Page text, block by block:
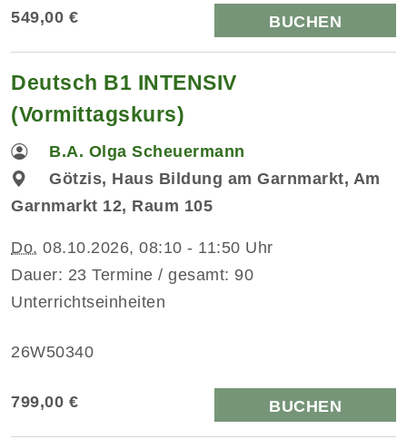
549,00 € BUCHEN
Deutsch B1 INTENSIV
(Vormittagskurs)
B.A. Olga Scheuermann
Götzis, Haus Bildung am Garnmarkt, Am
Garnmarkt 12, Raum 105
Do. 08.10.2026, 08:10 - 11:50 Uhr
Dauer: 23 Termine / gesamt: 90
Unterrichtseinheiten
26W50340
799,00 € BUCHEN